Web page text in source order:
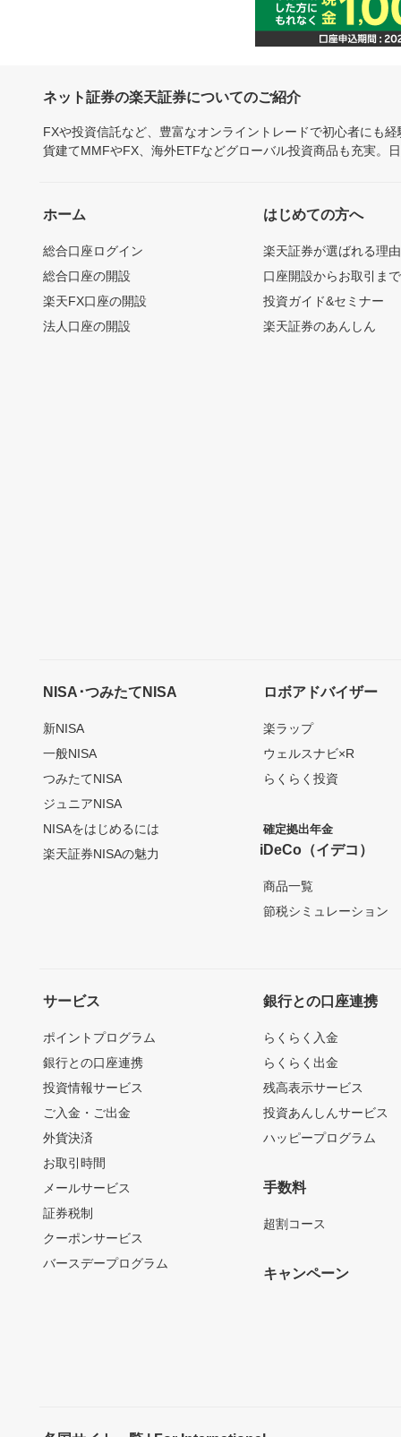
ネット証券の楽天証券についてのご紹介
FXや投資信託など、豊富なオンライントレードで初心者にも
貨建てMMFやFX、海外ETFなどグローバル投資商品も充実。
ホーム
総合口座ログイン
総合口座の開設
楽天FX口座の開設
法人口座の開設
はじめての方へ
楽天証券が選ばれる理由
口座開設からお取引ま
投資ガイド&セミナー
楽天証券のあんしん
NISA･つみたてNISA
新NISA
一般NISA
つみたてNISA
ジュニアNISA
NISAをはじめるには
楽天証券NISAの魅力
ロボアドバイザー
楽ラップ
ウェルスナビ×R
らくらく投資
確定拠出年金
iDeCo（イデコ）
商品一覧
節税シミュレーション
サービス
ポイントプログラム
銀行との口座連携
投資情報サービス
ご入金・ご出金
外貨決済
お取引時間
メールサービス
証券税制
クーポンサービス
バースデープログラム
銀行との口座連携
らくらく入金
らくらく出金
残高表示サービス
投資あんしんサービス
ハッピープログラム
手数料
超割コース
キャンペーン